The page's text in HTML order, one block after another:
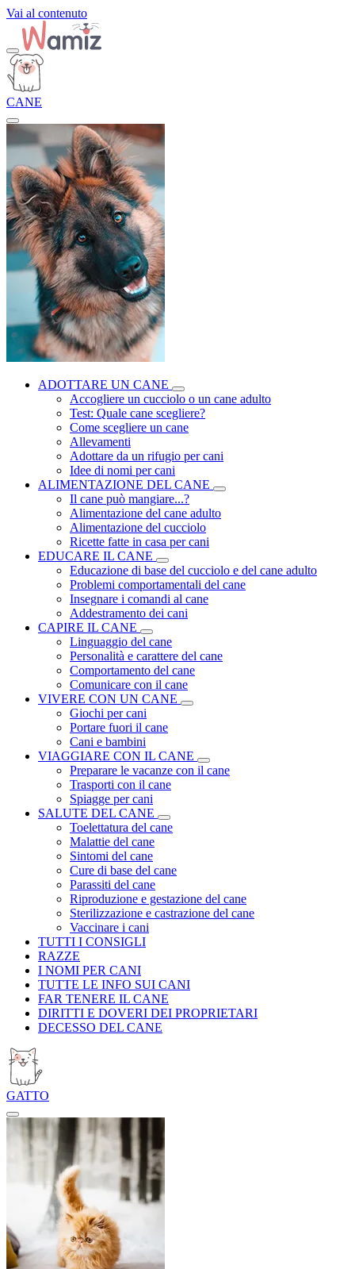
Vai al contenuto
CANE
ADOTTARE UN CANE
Accogliere un cucciolo o un cane adulto
Test: Quale cane scegliere?
Come scegliere un cane
Allevamenti
Adottare da un rifugio per cani
Idee di nomi per cani
ALIMENTAZIONE DEL CANE
Il cane può mangiare...?
Alimentazione del cane adulto
Alimentazione del cucciolo
Ricette fatte in casa per cani
EDUCARE IL CANE
Educazione di base del cucciolo e del cane adulto
Problemi comportamentali del cane
Insegnare i comandi al cane
Addestramento dei cani
CAPIRE IL CANE
Linguaggio del cane
Personalità e carattere del cane
Comportamento del cane
Comunicare con il cane
VIVERE CON UN CANE
Giochi per cani
Portare fuori il cane
Cani e bambini
VIAGGIARE CON IL CANE
Preparare le vacanze con il cane
Trasporti con il cane
Spiagge per cani
SALUTE DEL CANE
Toelettatura del cane
Malattie del cane
Sintomi del cane
Cure di base del cane
Parassiti del cane
Riproduzione e gestazione del cane
Sterilizzazione e castrazione del cane
Vaccinare i cani
TUTTI I CONSIGLI
RAZZE
I NOMI PER CANI
TUTTE LE INFO SUI CANI
FAR TENERE IL CANE
DIRITTI E DOVERI DEI PROPRIETARI
DECESSO DEL CANE
GATTO